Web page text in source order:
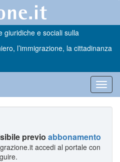
giuridiche e sociali sulla
l’immigrazione, la cittadinanza
previo abbonamento
accedi al portale con